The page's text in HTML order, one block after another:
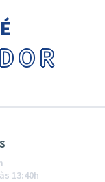
13:40h